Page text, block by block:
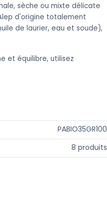
sèche ou mixte délicate
d'origine totalement
de laurier, eau et soude),
et équilibre, utilisez
PABIO35GR100
8 produits